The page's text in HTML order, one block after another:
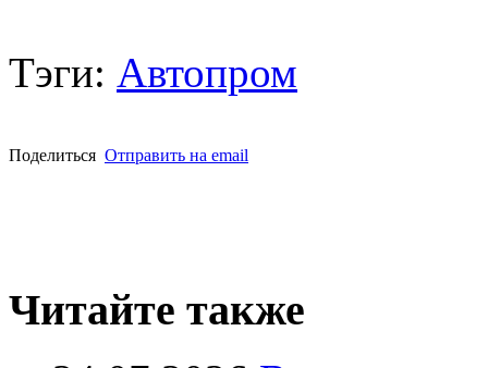
Тэги: Автопром
Поделиться Отправить на email
Читайте также